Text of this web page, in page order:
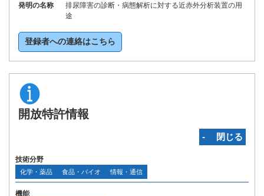
発明の名称
排尿障害の診断・病態解析に対する近赤外分析装置の用
途
登録者への連絡はこちら
開放特許情報
‐ 閉じる
技術分野
化学・薬品 食品・バイオ 情報・通信
機能